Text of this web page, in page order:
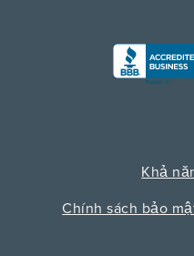
Khả
Chính sách bảo